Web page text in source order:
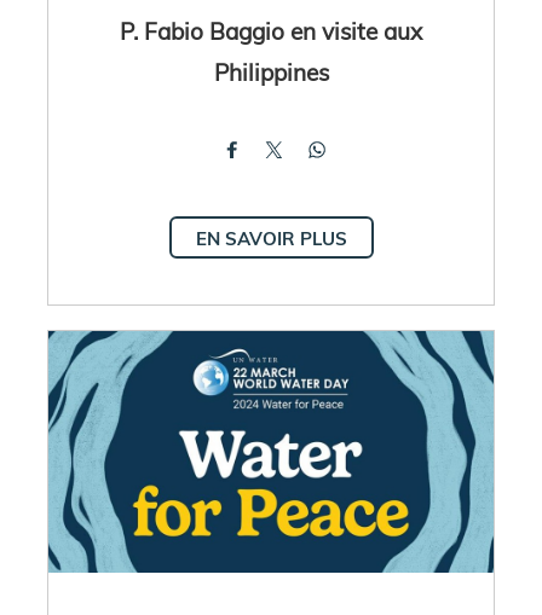
P. Fabio Baggio en visite aux
Philippines
EN SAVOIR PLUS